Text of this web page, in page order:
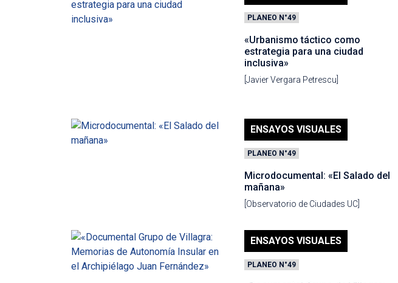
PLANEO N°49
«Urbanismo táctico como
estrategia para una ciudad
inclusiva»
[Javier Vergara Petrescu]
ENSAYOS VISUALES
PLANEO N°49
Microdocumental: «El Salado del
mañana»
[Observatorio de Ciudades UC]
ENSAYOS VISUALES
PLANEO N°49